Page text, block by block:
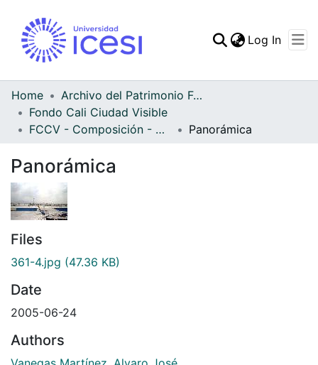
Log In
Home
Archivo del Patrimonio Fotográfico y Fílmico del Valle del Cauca
Fondo Cali Ciudad Visible
FCCV - Composición - Patrimonial
Panorámica
Panorámica
Files
361-4.jpg (47.36 KB)
Date
2005-06-24
Authors